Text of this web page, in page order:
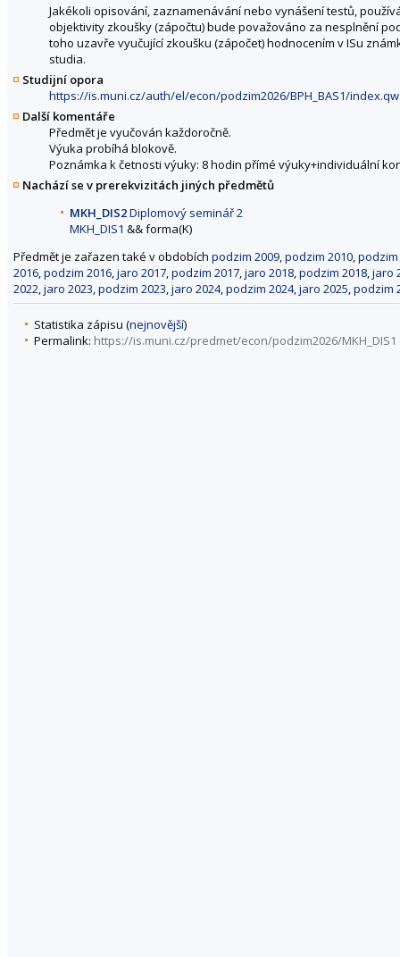
Jakékoli opisování, zaznamenávání nebo vynášení testů,
objektivity zkoušky (zápočtu) bude považováno za nesplnění
toho uzavře vyučující zkoušku (zápočet) hodnocením v ISu
studia.
Studijní opora
https://is.muni.cz/auth/el/econ/podzim2026/BPH_BAS1/
Další komentáře
Předmět je vyučován každoročně.
Výuka probíhá blokově.
Poznámka k četnosti výuky: 8 hodin přímé výuky+individuální
Nachází se v prerekvizitách jiných předmětů
MKH_DIS2Diplomový seminář 2
MKH_DIS1 && forma(K)
Předmět je zařazen také v obdobích podzim 2009,podzim 2010,podzim
2016,podzim 2016,jaro 2017,podzim 2017,jaro 2018,podzim 2018,jaro
2022,jaro 2023,podzim 2023,jaro 2024,podzim 2024,jaro 2025,podzim
Statistika zápisu (nejnovější)
Permalink: https://is.muni.cz/predmet/econ/podzim2026/MKH_DIS1